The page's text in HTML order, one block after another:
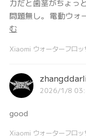
力だと歯茎がちょっ
問題無し。 電動ウォ
む
Xiaomi ウォーターフロッ
2026/1/8
good
Xiaomi ウォーターフロッ